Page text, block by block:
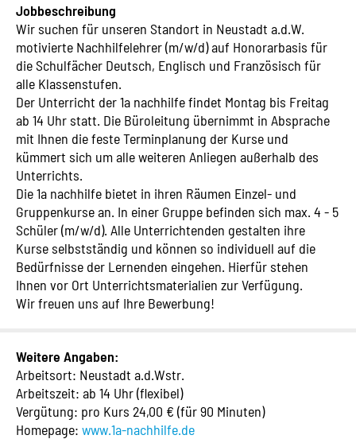
Jobbeschreibung
Wir suchen für unseren Standort in Neustadt a.d.W.
motivierte Nachhilfelehrer (m/w/d) auf Honorarbasis für
die Schulfächer Deutsch, Englisch und Französisch für
alle Klassenstufen.
Der Unterricht der 1a nachhilfe findet Montag bis Freitag
ab 14 Uhr statt. Die Büroleitung übernimmt in Absprache
mit Ihnen die feste Terminplanung der Kurse und
kümmert sich um alle weiteren Anliegen außerhalb des
Unterrichts.
Die 1a nachhilfe bietet in ihren Räumen Einzel- und
Gruppenkurse an. In einer Gruppe befinden sich max. 4 - 5
Schüler (m/w/d). Alle Unterrichtenden gestalten ihre
Kurse selbstständig und können so individuell auf die
Bedürfnisse der Lernenden eingehen. Hierfür stehen
Ihnen vor Ort Unterrichtsmaterialien zur Verfügung.
Wir freuen uns auf Ihre Bewerbung!
Weitere Angaben:
Arbeitsort: Neustadt a.d.Wstr.
Arbeitszeit: ab 14 Uhr (flexibel)
Vergütung: pro Kurs 24,00 € (für 90 Minuten)
Homepage: www.1a-nachhilfe.de